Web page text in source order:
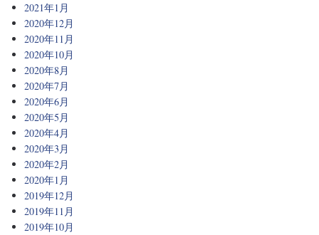
2021年1月
2020年12月
2020年11月
2020年10月
2020年8月
2020年7月
2020年6月
2020年5月
2020年4月
2020年3月
2020年2月
2020年1月
2019年12月
2019年11月
2019年10月